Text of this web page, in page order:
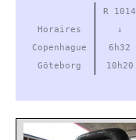
R 1014
Horaires
↓
Copenhague
6h32
Göteborg
10h20